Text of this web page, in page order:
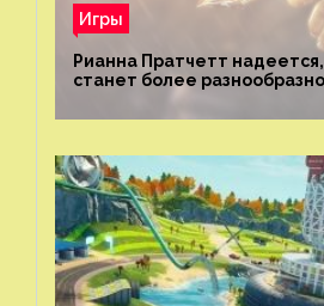
Игры
Рианна Пратчетт
станет более
репрезентации